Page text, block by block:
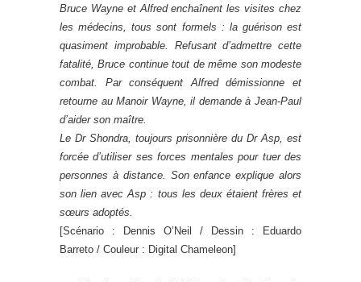
Bruce Wayne et Alfred enchaînent les visites chez
les médecins, tous sont formels : la guérison est
quasiment improbable. Refusant d’admettre cette
fatalité, Bruce continue tout de même son modeste
combat. Par conséquent Alfred démissionne et
retourne au Manoir Wayne, il demande à Jean-Paul
d’aider son maître.
Le Dr Shondra, toujours prisonnière du Dr Asp, est
forcée d’utiliser ses forces mentales pour tuer des
personnes à distance. Son enfance explique alors
son lien avec Asp : tous les deux étaient frères et
sœurs adoptés.
[Scénario : Dennis O’Neil / Dessin : Eduardo
Barreto / Couleur : Digital Chameleon]